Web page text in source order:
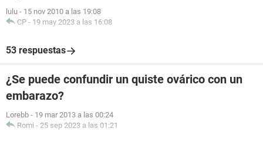
lulu - 15 nov 2010 a las 19:08
CP - 19 may 2023 a las 16:08
53 respuestas
¿Se puede confundir un quiste ovárico con un
embarazo?
Lorebb - 19 mar 2013 a las 00:24
Romi - 25 sep 2023 a las 01:21